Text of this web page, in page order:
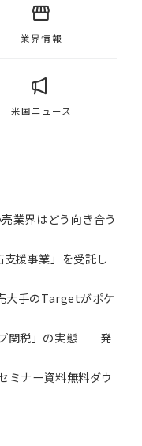
業界情報
米国ニュース
業界はどう向き合う
援事業」を受託し
大手のTargetがポケ
関税」の実態——発
ミナー資料無料ダウ